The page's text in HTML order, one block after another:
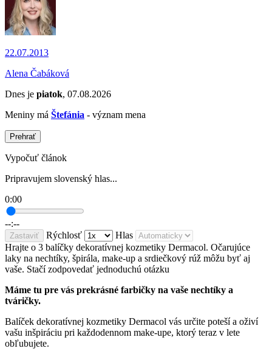
22.07.2013
Alena Čabáková
Dnes je piatok, 07.08.2026
Meniny má Štefánia - význam mena
Prehrať
Vypočuť článok
Pripravujem slovenský hlas...
0:00
--:--
Zastaviť Rýchlosť
Hlas
Hrajte o 3 balíčky dekoratívnej kozmetiky Dermacol. Očarujúce
laky na nechtíky, špirála, make-up a srdiečkový rúž môžu byť aj
vaše. Stačí zodpovedať jednoduchú otázku
Máme tu pre vás prekrásné farbičky na vaše nechtíky a
tváričky.
Balíček dekoratívnej kozmetiky Dermacol vás určite poteší a oživí
vašu inšpiráciu pri každodennom make-upe, ktorý teraz v lete
obľubujete.